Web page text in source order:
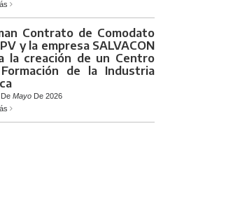
Contrato de Comodato
y la empresa SALVACON
la creación de un Centro
de la Industria
Mayo De 2026